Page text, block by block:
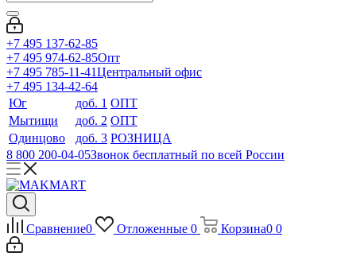
+7 495 137-62-85
+7 495 974-62-85Опт
+7 495 785-11-41Центральный офис
+7 495 134-42-64
Юг
доб. 1 ОПТ
Мытищи
доб. 2 ОПТ
Одинцово
доб. 3 РОЗНИЦА
8 800 200-04-05Звонок бесплатный по всей России
Сравнение0 Отложенные 0 Корзина0 0